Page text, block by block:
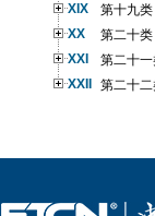
XIX
第十九
XX
第二十
XXI
第二十
XXII
第二十